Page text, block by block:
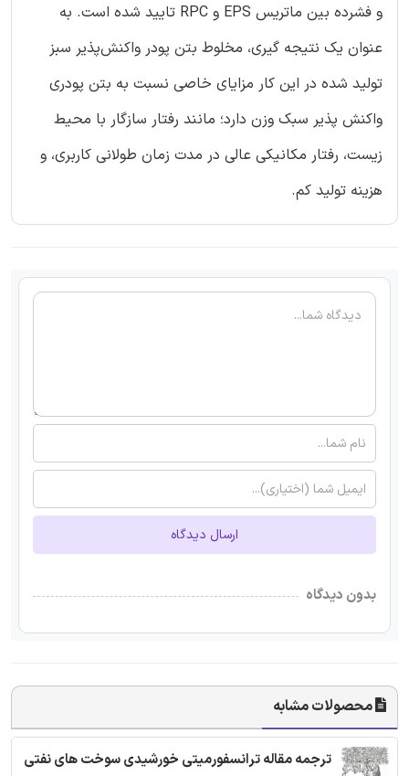
و فشرده بین ماتریس EPS و RPC تایید شده است. به
عنوان یک نتیجه گیری، مخلوط بتن پودر واکنش‌پذیر سبز
تولید شده در این کار مزایای خاصی نسبت به بتن پودری
واکنش پذیر سبک وزن دارد؛ مانند رفتار سازگار با محیط
زیست، رفتار مکانیکی عالی در مدت زمان طولانی کاربری، و
هزینه تولید کم.
ارسال دیدگاه
بدون دیدگاه
محصولات مشابه
ترجمه مقاله ترانسفورمیتی خورشیدی سوخت های نفتی